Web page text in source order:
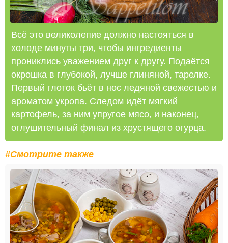
Всё это великолепие должно настояться в
холоде минуты три, чтобы ингредиенты
прониклись уважением друг к другу. Подаётся
окрошка в глубокой, лучше глиняной, тарелке.
Первый глоток бьёт в нос ледяной свежестью и
ароматом укропа. Следом идёт мягкий
картофель, за ним упругое мясо, и наконец,
оглушительный финал из хрустящего огурца.
#Смотрите также